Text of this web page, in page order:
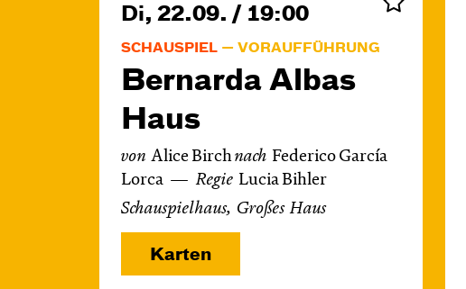
Di, 22.09. / 19:00
SCHAUSPIEL VORAUFFÜHRUNG
Bernarda Albas
Haus
von Alice Birchnach Federico García
Lorca
Regie Lucia Bihler
Schauspielhaus, Großes Haus
Karten